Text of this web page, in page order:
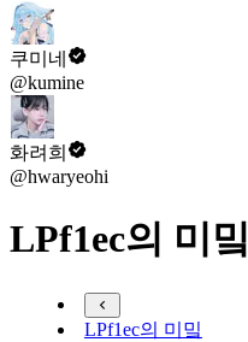
쿠미네
@kumine
화려희
@hwaryeohi
LPf1ec의 미밐
LPf1ec의 미밐